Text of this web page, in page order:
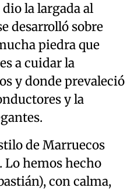
la largada al
desarrolló sobre
piedra que
a cuidar la
y donde prevaleció
y la
de Marruecos
Lo hemos hecho
con calma,